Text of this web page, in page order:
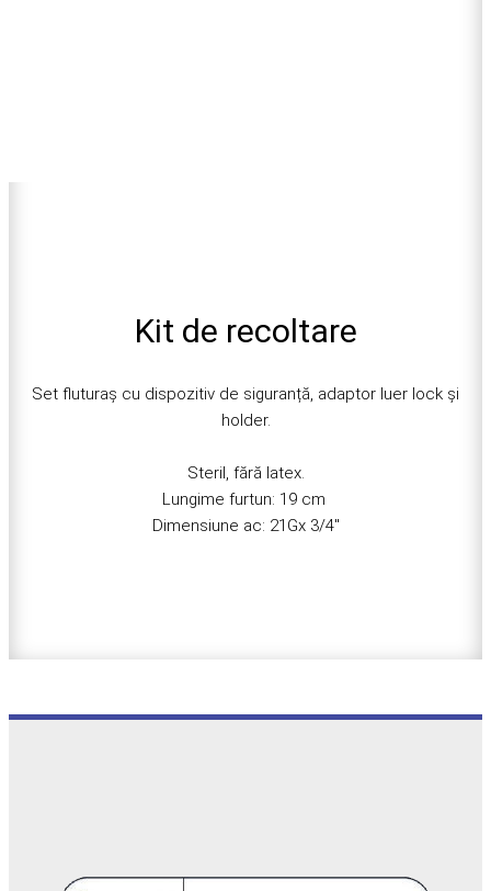
Kit de recoltare
Set fluturaș cu dispozitiv de siguranță, adaptor luer lock și
holder.
Steril, fără latex.
Lungime furtun: 19 cm
Dimensiune ac: 21Gx 3/4″